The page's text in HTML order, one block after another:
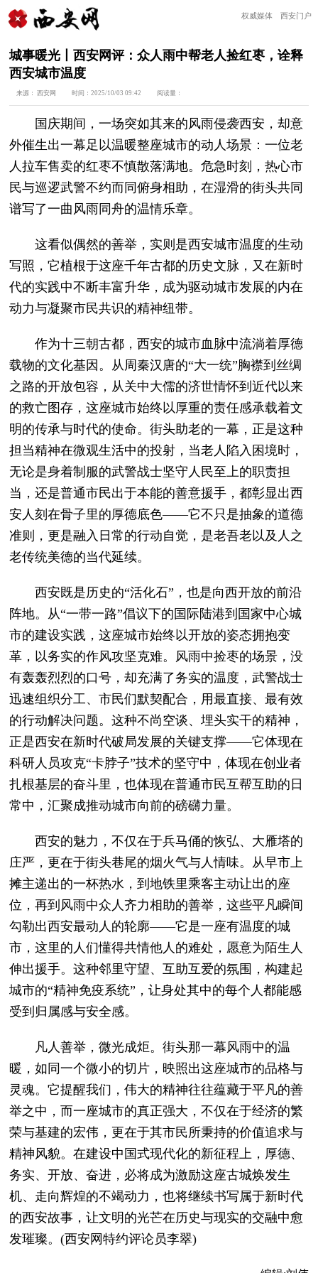
权威媒体 西安门户
城事暖光丨西安网评：众人雨中帮老人捡红枣，诠释
西安城市温度
来源： 西安网 时间：2025/10/03 09:42 阅读量：
国庆期间，一场突如其来的风雨侵袭西安，却意
外催生出一幕足以温暖整座城市的动人场景：一位老
人拉车售卖的红枣不慎散落满地。危急时刻，热心市
民与巡逻武警不约而同俯身相助，在湿滑的街头共同
谱写了一曲风雨同舟的温情乐章。
这看似偶然的善举，实则是西安城市温度的生动
写照，它植根于这座千年古都的历史文脉，又在新时
代的实践中不断丰富升华，成为驱动城市发展的内在
动力与凝聚市民共识的精神纽带。
作为十三朝古都，西安的城市血脉中流淌着厚德
载物的文化基因。从周秦汉唐的“大一统”胸襟到丝绸
之路的开放包容，从关中大儒的济世情怀到近代以来
的救亡图存，这座城市始终以厚重的责任感承载着文
明的传承与时代的使命。街头助老的一幕，正是这种
担当精神在微观生活中的投射，当老人陷入困境时，
无论是身着制服的武警战士坚守人民至上的职责担
当，还是普通市民出于本能的善意援手，都彰显出西
安人刻在骨子里的厚德底色——它不只是抽象的道德
准则，更是融入日常的行动自觉，是老吾老以及人之
老传统美德的当代延续。
西安既是历史的“活化石”，也是向西开放的前沿
阵地。从“一带一路”倡议下的国际陆港到国家中心城
市的建设实践，这座城市始终以开放的姿态拥抱变
革，以务实的作风攻坚克难。风雨中捡枣的场景，没
有轰轰烈烈的口号，却充满了务实的温度，武警战士
迅速组织分工、市民们默契配合，用最直接、最有效
的行动解决问题。这种不尚空谈、埋头实干的精神，
正是西安在新时代破局发展的关键支撑——它体现在
科研人员攻克“卡脖子”技术的坚守中，体现在创业者
扎根基层的奋斗里，也体现在普通市民互帮互助的日
常中，汇聚成推动城市向前的磅礴力量。
西安的魅力，不仅在于兵马俑的恢弘、大雁塔的
庄严，更在于街头巷尾的烟火气与人情味。从早市上
摊主递出的一杯热水，到地铁里乘客主动让出的座
位，再到风雨中众人齐力相助的善举，这些平凡瞬间
勾勒出西安最动人的轮廓——它是一座有温度的城
市，这里的人们懂得共情他人的难处，愿意为陌生人
伸出援手。这种邻里守望、互助互爱的氛围，构建起
城市的“精神免疫系统”，让身处其中的每个人都能感
受到归属感与安全感。
凡人善举，微光成炬。街头那一幕风雨中的温
暖，如同一个微小的切片，映照出这座城市的品格与
灵魂。它提醒我们，伟大的精神往往蕴藏于平凡的善
举之中，而一座城市的真正强大，不仅在于经济的繁
荣与基建的宏伟，更在于其市民所秉持的价值追求与
精神风貌。在建设中国式现代化的新征程上，厚德、
务实、开放、奋进，必将成为激励这座古城焕发生
机、走向辉煌的不竭动力，也将继续书写属于新时代
的西安故事，让文明的光芒在历史与现实的交融中愈
发璀璨。(西安网特约评论员李翠)